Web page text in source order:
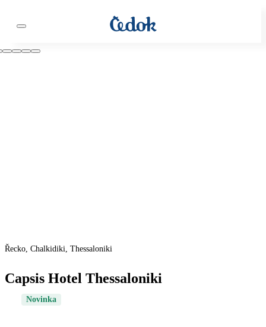
Řecko, Chalkidiki, Thessaloniki
Capsis Hotel Thessaloniki
Novinka